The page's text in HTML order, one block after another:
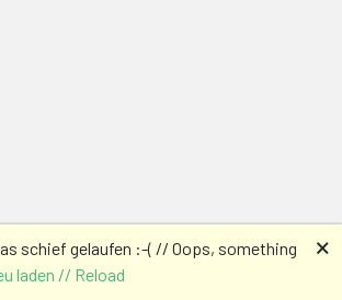
schief gelaufen :-( // Oops, something
laden // Reload
🗙